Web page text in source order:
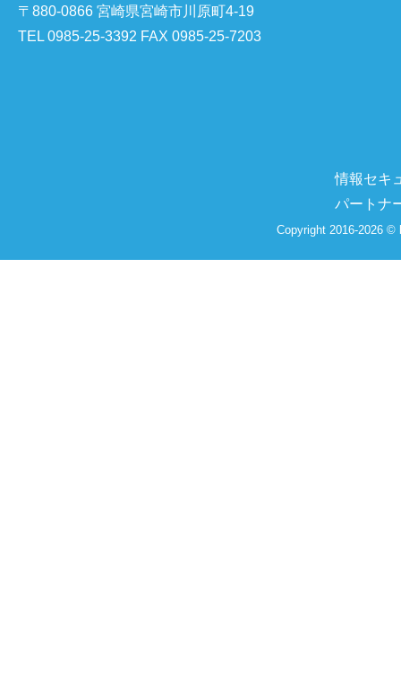
〒880-0866 宮崎県宮崎市川原町4-19
TEL 0985-25-3392 FAX 0985-25-7203
情報セキ
パートナ
Copyright 2016-2026 ©